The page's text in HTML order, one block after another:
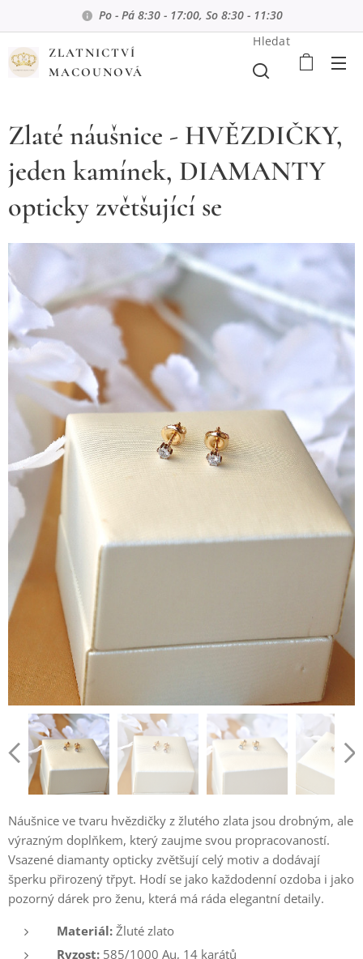
Po - Pá 8:30 - 17:00, So 8:30 - 11:30
ZLATNICTVÍ
MACOUNOVÁ
Hledat
Zlaté náušnice - HVĚZDIČKY,
jeden kamínek, DIAMANTY
opticky zvětšující se
Náušnice ve tvaru hvězdičky z žlutého zlata jsou drobným, ale
výrazným doplňkem, který zaujme svou propracovaností.
Vsazené diamanty opticky zvětšují celý motiv a dodávají
šperku přirozený třpyt. Hodí se jako každodenní ozdoba i jako
pozorný dárek pro ženu, která má ráda elegantní detaily.
Materiál: Žluté zlato
Ryzost: 585/1000 Au, 14 karátů